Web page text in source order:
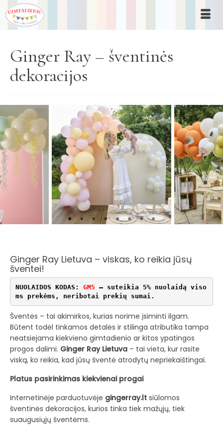
Ginger Ray – šventinės
dekoracijos
Ginger Ray Lietuva – viskas, ko reikia jūsų
šventei!
NUOLAIDOS KODAS: GM5 – suteikia 5% nuolaidą viso
ms prekėms, neribotai prekių sumai.
Šventės – tai akimirkos, kurias norime įsiminti ilgam.
Būtent todėl tinkamos detalės ir stilinga atributika tampa
neatsiejama kiekvieno gimtadienio ar kitos ypatingos
progos dalimi. Ginger Ray Lietuva – tai vieta, kur rasite
viską, ko reikia, kad jūsų šventė atrodytų nepriekaištingai.
Platus pasirinkimas kiekvienai progai
Internetinėje parduotuvėje gingerray.lt siūlomos
šventinės dekoracijos, kurios tinka tiek mažųjų, tiek
suaugusiųjų šventėms.